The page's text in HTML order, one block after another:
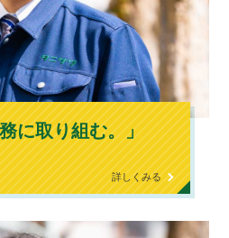
に取り組む。」
詳しくみる